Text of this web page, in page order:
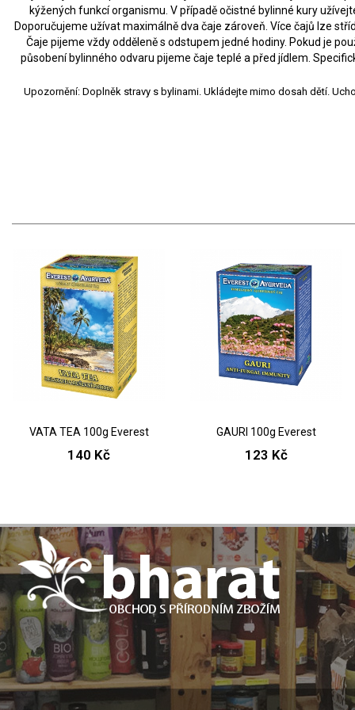
kýžených funkcí organismu. V případě očistné bylinné kury
Doporučujeme užívat maximálně dva čaje zároveň. Více čajů lze
Čaje pijeme vždy odděleně s odstupem jedné hodiny. Pokud je
působení bylinného odvaru pijeme čaje teplé a před jídlem.
Upozornění: Doplněk stravy s bylinami. Ukládejte mimo dosah dětí.
VATA TEA 100g Everest
140 Kč
GAURI 100g Everest
123 Kč